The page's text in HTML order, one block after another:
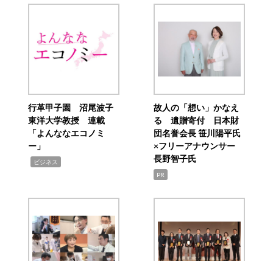
行革甲子園 沼尾波子
東洋大学教授 連載
「よんななエコノミ
ー」
ビジネス
故人の「想い」かなえ
る 遺贈寄付 日本財
団名誉会長 笹川陽平氏
×フリーアナウンサー
長野智子氏
PR